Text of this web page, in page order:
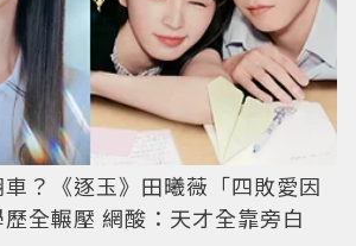
？《逐玉》田曦薇「四敗愛因
全輾壓 網酸：天才全靠旁白